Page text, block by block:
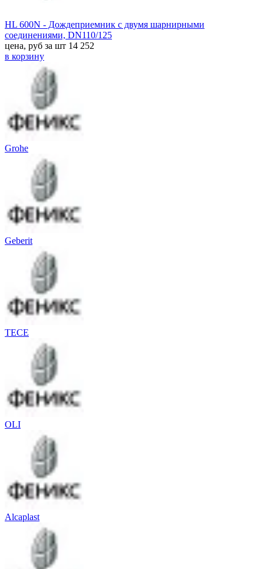
HL 600N - Дождеприемник с двумя шарнирными
соединениями, DN110/125
цена, руб за шт 14 252
в корзину
Grohe
Geberit
TECE
OLI
Alcaplast